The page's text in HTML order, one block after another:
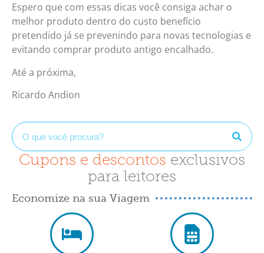
Espero que com essas dicas você consiga achar o
melhor produto dentro do custo benefício
pretendido já se prevenindo para novas tecnologias e
evitando comprar produto antigo encalhado.
Até a próxima,
Ricardo Andion
Cupons e descontos exclusivos
para leitores
Economize na sua Viagem